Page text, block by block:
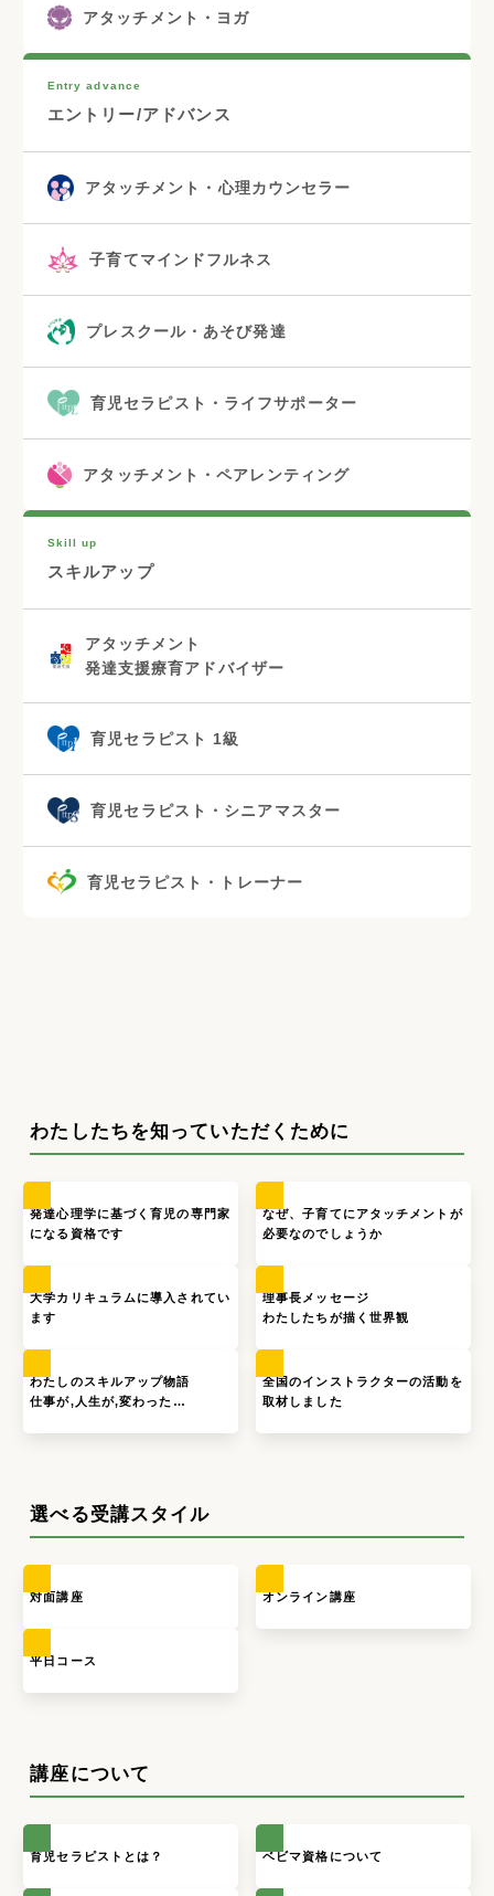
アタッチメント・ヨガ
Entry advance
エントリー/アドバンス
アタッチメント・心理カウンセラー
子育てマインドフルネス
プレスクール・あそび発達
育児セラピスト・ライフサポーター
アタッチメント・ペアレンティング
Skill up
スキルアップ
アタッチメント
発達支援療育アドバイザー
育児セラピスト 1級
育児セラピスト・シニアマスター
育児セラピスト・トレーナー
わたしたちを知っていただくために
発達心理学に基づく育児の専門家
になる資格です
なぜ、子育てにアタッチメントが
必要なのでしょうか
大学カリキュラムに導入されてい
ます
理事長メッセージ
わたしたちが描く世界観
わたしのスキルアップ物語
仕事が,人生が,変わった…
全国のインストラクターの活動を
取材しました
選べる受講スタイル
対面講座 オンライン講座
平日コース
講座について
育児セラピストとは？ ベビマ資格について